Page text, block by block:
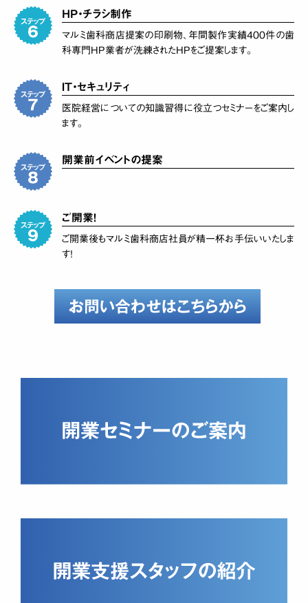
HP・チラシ制作
マルミ歯科商店提案の印刷物、年間製作実績400件の歯
科専門HP業者が洗練されたHPをご提案します。
IT・セキュリティ
医院経営についての知識習得に役立つセミナーをご案内し
ます。
開業前イベントの提案
ご開業！
ご開業後もマルミ歯科商店社員が精一杯お手伝いいたしま
す！